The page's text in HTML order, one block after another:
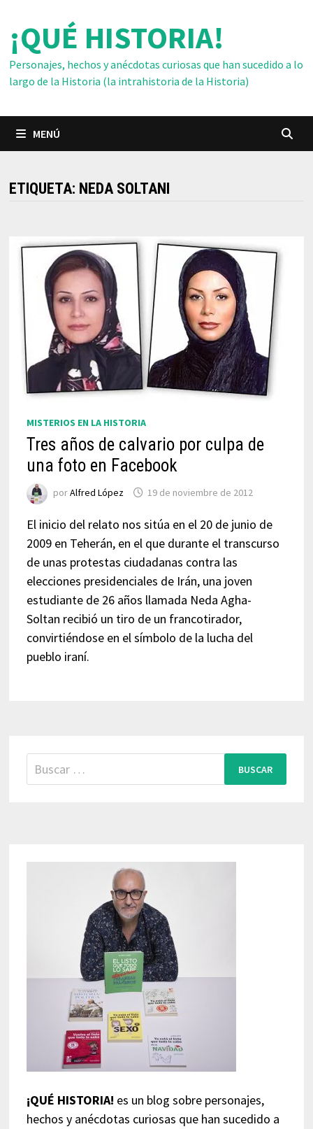
contenido
¡QUÉ HISTORIA!
Personajes, hechos y anécdotas curiosas que han sucedido a lo
largo de la Historia (la intrahistoria de la Historia)
MENÚ
ETIQUETA: NEDA SOLTANI
MISTERIOS EN LA HISTORIA
Tres años de calvario por culpa de
una foto en Facebook
porAlfred López 19 de noviembre de 2012
El inicio del relato nos sitúa en el 20 de junio de
2009 en Teherán, en el que durante el transcurso
de unas protestas ciudadanas contra las
elecciones presidenciales de Irán, una joven
estudiante de 26 años llamada Neda Agha-
Soltan recibió un tiro de un francotirador,
convirtiéndose en el símbolo de la lucha del
pueblo iraní.
Buscar:
¡QUÉ HISTORIA! es un blog sobre personajes,
hechos y anécdotas curiosas que han sucedido a